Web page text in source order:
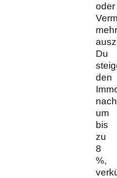
oder
Du
den
um
bis
zu
8
%,